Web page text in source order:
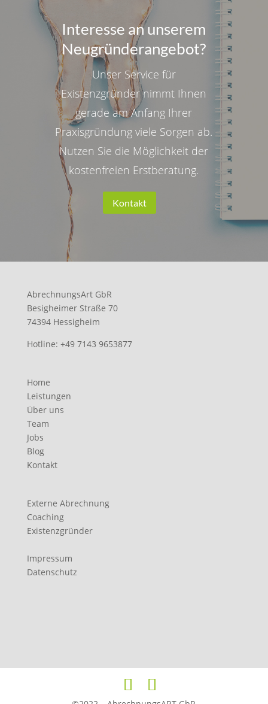
Interesse an unserem
Neugründerangebot?
Unser Service für
Existenzgründer nimmt Ihnen
gerade am Anfang Ihrer
Praxisgründung viele Sorgen ab.
Nutzen Sie die Möglichkeit der
kostenfreien Erstberatung.
Kontakt
AbrechnungsArt GbR
Besigheimer Straße 70
74394 Hessigheim
Hotline: +49 7143 9653877
Home
Leistungen
Über uns
Team
Jobs
Blog
Kontakt
Externe Abrechnung
Coaching
Existenzgründer
Impressum
Datenschutz